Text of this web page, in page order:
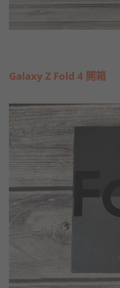
Galaxy Z Fold 4 開箱